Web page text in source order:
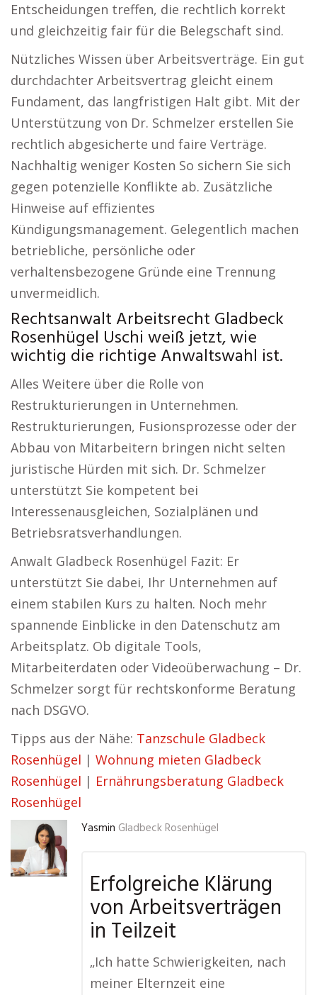
Entscheidungen treffen, die rechtlich korrekt
und gleichzeitig fair für die Belegschaft sind.
Nützliches Wissen über Arbeitsverträge. Ein gut
durchdachter Arbeitsvertrag gleicht einem
Fundament, das langfristigen Halt gibt. Mit der
Unterstützung von Dr. Schmelzer erstellen Sie
rechtlich abgesicherte und faire Verträge.
Nachhaltig weniger Kosten So sichern Sie sich
gegen potenzielle Konflikte ab. Zusätzliche
Hinweise auf effizientes
Kündigungsmanagement. Gelegentlich machen
betriebliche, persönliche oder
verhaltensbezogene Gründe eine Trennung
unvermeidlich.
Rechtsanwalt Arbeitsrecht Gladbeck
Rosenhügel Uschi weiß jetzt, wie
wichtig die richtige Anwaltswahl ist.
Alles Weitere über die Rolle von
Restrukturierungen in Unternehmen.
Restrukturierungen, Fusionsprozesse oder der
Abbau von Mitarbeitern bringen nicht selten
juristische Hürden mit sich. Dr. Schmelzer
unterstützt Sie kompetent bei
Interessenausgleichen, Sozialplänen und
Betriebsratsverhandlungen.
Anwalt Gladbeck Rosenhügel Fazit: Er
unterstützt Sie dabei, Ihr Unternehmen auf
einem stabilen Kurs zu halten. Noch mehr
spannende Einblicke in den Datenschutz am
Arbeitsplatz. Ob digitale Tools,
Mitarbeiterdaten oder Videoüberwachung – Dr.
Schmelzer sorgt für rechtskonforme Beratung
nach DSGVO.
Tipps aus der Nähe: Tanzschule Gladbeck
Rosenhügel | Wohnung mieten Gladbeck
Rosenhügel | Ernährungsberatung Gladbeck
Rosenhügel
Yasmin Gladbeck Rosenhügel
Erfolgreiche Klärung
von Arbeitsverträgen
in Teilzeit
„Ich hatte Schwierigkeiten, nach
meiner Elternzeit eine